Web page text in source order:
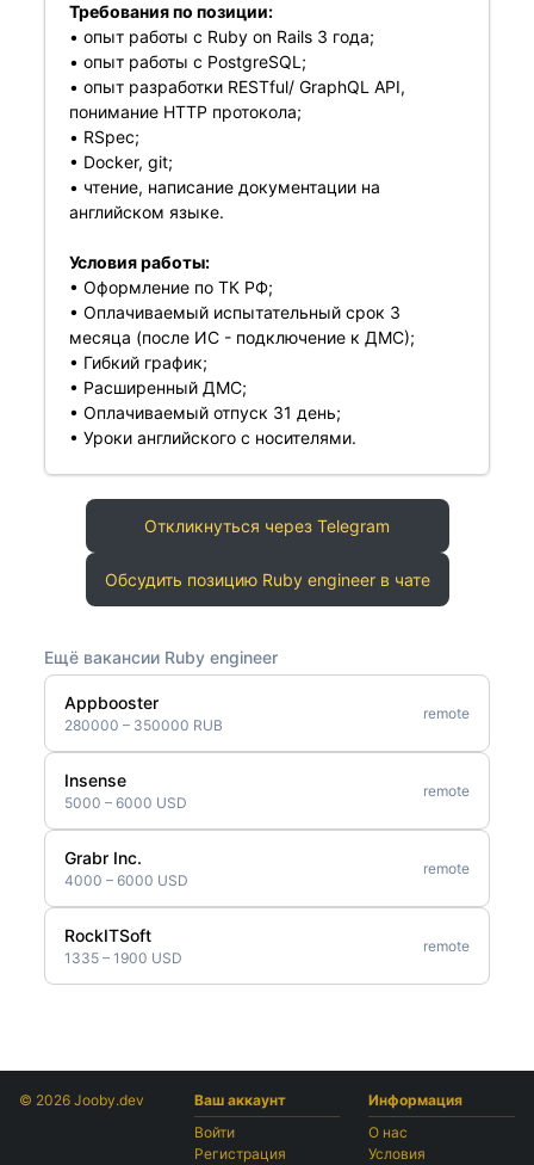
Требования по позиции:
• опыт работы с Ruby on Rails 3 года;
• опыт работы с PostgreSQL;
• опыт разработки RESTful/ GraphQL API,
понимание HTTP протокола;
• RSpec;
• Docker, git;
• чтение, написание документации на
английском языке.
Условия работы:
• Оформление по ТК РФ;
• Оплачиваемый испытательный срок 3
месяца (после ИС - подключение к ДМС);
• Гибкий график;
• Расширенный ДМС;
• Оплачиваемый отпуск 31 день;
• Уроки английского с носителями.
Откликнуться через Telegram
Обсудить позицию Ruby engineer в чате
Ещё вакансии Ruby engineer
Appbooster
280000 – 350000 RUB
remote
Insense
5000 – 6000 USD
remote
Grabr Inc.
4000 – 6000 USD
remote
RockITSoft
1335 – 1900 USD
remote
© 2026 Jooby.dev
Ваш аккаунт
Войти
Регистрация
Информация
О нас
Условия